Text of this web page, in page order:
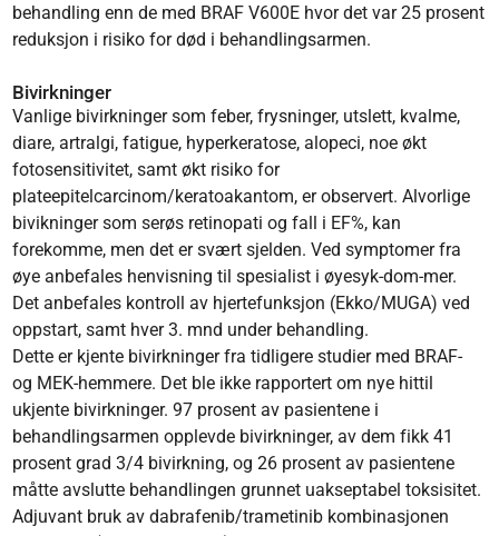
behandling enn de med BRAF V600E hvor det var 25 prosent
reduksjon i risiko for død i behandlingsarmen.
Bivirkninger
Vanlige bivirkninger som feber, frysninger, utslett, kvalme,
diare, artralgi, fatigue, hyperkeratose, alopeci, noe økt
fotosensitivitet, samt økt risiko for
plateepitelcarcinom/keratoakantom, er observert. Alvorlige
bivikninger som serøs retinopati og fall i EF%, kan
forekomme, men det er svært sjelden. Ved symptomer fra
øye anbefales henvisning til spesialist i øyesyk-dom-mer.
Det anbefales kontroll av hjertefunksjon (Ekko/MUGA) ved
oppstart, samt hver 3. mnd under behandling.
Dette er kjente bivirkninger fra tidligere studier med BRAF-
og MEK-hemmere. Det ble ikke rapportert om nye hittil
ukjente bivirkninger. 97 prosent av pasientene i
behandlingsarmen opplevde bivirkninger, av dem fikk 41
prosent grad 3/4 bivirkning, og 26 prosent av pasientene
måtte avslutte behandlingen grunnet uakseptabel toksisitet.
Adjuvant bruk av dabrafenib/trametinib kombinasjonen